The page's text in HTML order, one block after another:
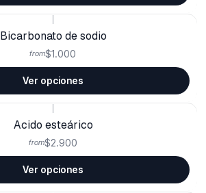
Bicarbonato de sodio
from$1.000
Ver opciones
Acido esteárico
from$2.900
Ver opciones